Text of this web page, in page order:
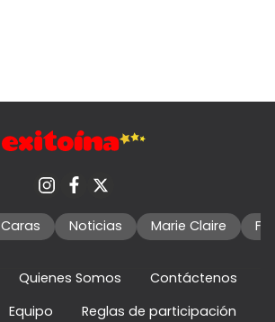
Caras Noticias Marie Claire
Quienes Somos
Contáctenos
Equipo Reglas de participación